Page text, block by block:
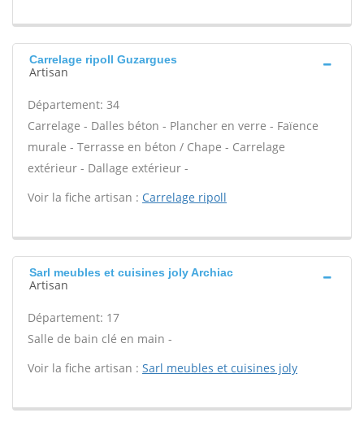
Carrelage ripoll Guzargues
Artisan
Département: 34
Carrelage - Dalles béton - Plancher en verre - Faïence
murale - Terrasse en béton / Chape - Carrelage
extérieur - Dallage extérieur -
Voir la fiche artisan : Carrelage ripoll
Sarl meubles et cuisines joly Archiac
Artisan
Département: 17
Salle de bain clé en main -
Voir la fiche artisan : Sarl meubles et cuisines joly